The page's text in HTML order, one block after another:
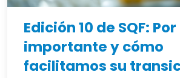
Edición 10 de SQF:
importante y cómo
facilitamos su